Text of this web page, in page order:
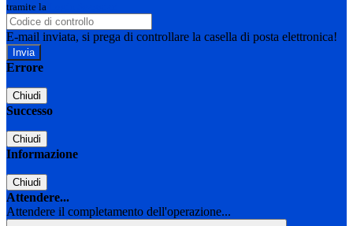
tramite la
E-mail inviata, si prega di controllare la casella di posta elettronica!
Errore
Chiudi
Successo
Chiudi
Informazione
Chiudi
Attendere...
Attendere il completamento dell'operazione...